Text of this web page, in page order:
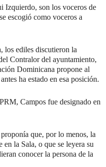
Izquierdo, son los voceros de
escogió como voceros a
los ediles discutieron la
Contralor del ayuntamiento,
Dominicana propone al
ha estado en esa posición.
Campos fue designado en
que, por lo menos, la
en la Sala, o que se leyera su
conocer la persona de la